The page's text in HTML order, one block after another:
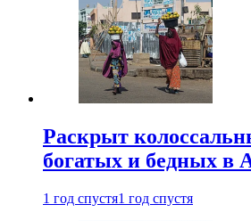
Раскрыт
богатых и бедных в
1 год спустя1 год спустя